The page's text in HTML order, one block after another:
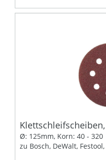
Ø: 125mm, Korn: 40 - 320
zu Bosch, DeWalt,